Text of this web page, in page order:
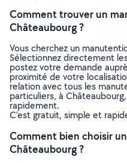
Comment trouver un
Châteaubourg ?
Vous cherchez un
Sélectionnez directement
postez votre demande
proximité de votre
relation avec tous les
particuliers, à
rapidement.
C’est gratuit, simple et
Comment bien choisir
Châteaubourg ?